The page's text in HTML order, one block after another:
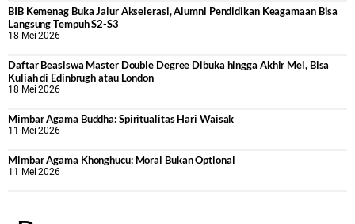
BIB Kemenag Buka Jalur Akselerasi, Alumni Pendidikan Keagamaan Bisa
Langsung Tempuh S2-S3
18 Mei 2026
Daftar Beasiswa Master Double Degree Dibuka hingga Akhir Mei, Bisa
Kuliah di Edinbrugh atau London
18 Mei 2026
Mimbar Agama Buddha: Spiritualitas Hari Waisak
11 Mei 2026
Mimbar Agama Khonghucu: Moral Bukan Optional
11 Mei 2026